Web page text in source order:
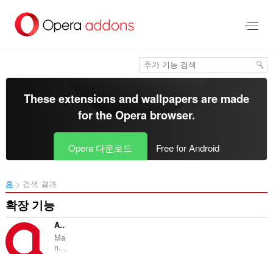
건
These extensions and wallpapers are made
for theOpera browser.
Opera 다운로드 Free for Android
홈 검색 결과
확장 기능
Ant.com Antmarks Extension
Ma
n...